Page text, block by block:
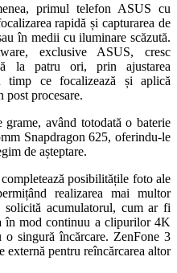
primul telefon ASUS cu
rapidă și capturarea de
în medii cu iluminare scăzută.
exclusive ASUS, cresc
la patru ori, prin ajustarea
ce focalizează și aplică
post procesare.
având totodată o baterie
Snapdragon 625, oferindu-le
de așteptare.
posibilitățile foto ale
realizarea mai multor
acumulatorul, cum ar fi
în mod continuu a clipurilor 4K
singură încărcare. ZenFone 3
pentru reîncărcarea altor